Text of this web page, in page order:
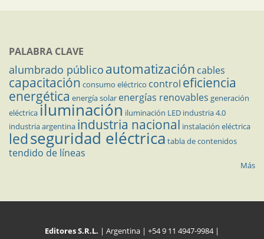
PALABRA CLAVE
alumbrado público automatización cables
capacitación consumo eléctrico control eficiencia
energética energía solar energías renovables generación
eléctricailuminación iluminación LED industria 4.0
industria argentina industria nacional instalación eléctrica
ledseguridad eléctrica tabla de contenidos
tendido de líneas
Más
Editores S.R.L. | Argentina | +54 9 11 4947-9984 |